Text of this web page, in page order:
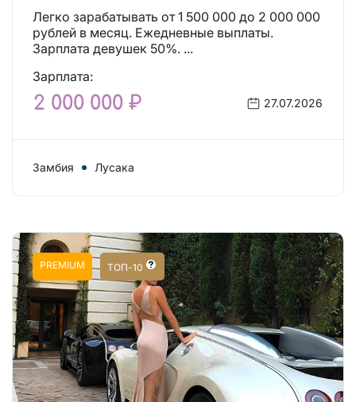
Легко зарабатывать от 1 500 000 до 2 000 000
рублей в месяц. Ежедневные выплаты.
Зарплата девушек 50%. ...
Зарплата:
2 000 000 ₽ 27.07.2026
Замбия Лусака
PREMIUM ТОП-10